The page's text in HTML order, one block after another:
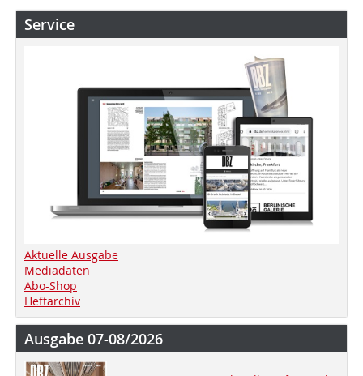
Service
Aktuelle Ausgabe
Mediadaten
Abo-Shop
Heftarchiv
Ausgabe 07-08/2026